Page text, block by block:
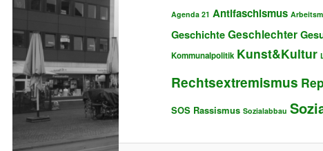
Agenda 21 Antifaschismus
GeschichteGeschlechter
Kommunalpolitik Kunst&Kultur
Rechtsextremismus
SOS Rassismus Sozialabbau